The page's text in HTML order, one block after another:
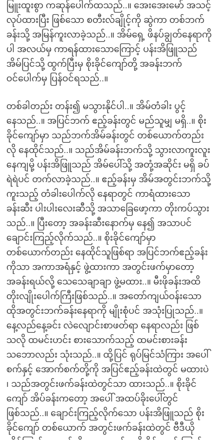
မြူးထူးစွာ ကဆုန်ပေါက်ထသည်..။ အေးအေးမော် အသင့်
လုပ်ထားပြီး ဖြစ်သော စတီးလ်ချိုင့်ကို ဆွဲကာ တစ်ဘက်
ခန်းသို့ အမြန်ကူးလာခဲ့သည်..။ အိမ်ရှေ့ ဖိနပ်ချွတ်နေရာကို
ပါ အလယ်မှ ကာရန်ထားသောကြောင့် ပန်းအိဖြူသည်
အိမ်ပြင်သို့ ထွက်ပြီးမှ စိုးခိုင်ကျော်တို့ အခန်းဘက်
ဝင်ပေါက်မှ ပြန်ဝင်ရသည်..။
တစ်ခါတည်း တန်း၍ မသွားနိုင်ပါ..။ အိမ်တံခါး ပွင့်
နေသည်..။ အပြင်ဘက် ဧည့်ခန်းတွင် မည်သူမျှ မရှိ..။ စိုး
ခိုင်ကျော်မှာ သည်ဘက်အိမ်ခန်းတွင် တစ်ယောက်တည်း
လို နေထိုင်သည်..။ သည်အိမ်ခန်းဘက်သို့ သွားလာကူးလူး
နေကျမို့ ပန်းအိဖြူသည် အိမ်ပေါ်သို့ အတုံ့အဆိုင်း မရှိ ခပ်
ရဲရဲပင် တက်လာခဲ့သည်..။ ဧည့်ခန်းမှ အိမ်အတွင်းဘက်သို့
ကူးသည့် တံခါးပေါက်လို နေရာတွင် ကာရံထားသော
ခန်းဆီး ပါးပါးလေးဆီသို့ အသာခြေဖော့ကာ တိုးကပ်သွား
သည်..။ ပြီးတော့ အခန်းဆီးနောက်မှ နေ၍ အသာပင်
ချောင်းကြည့်လိုက်သည်..။ စိုးခိုင်ကျော်မှာ
တစ်ယောက်တည်း နေထိုင်သူဖြစ်ရာ အပြင်ဘက်ဧည့်ခန်း
ကိုသာ အကာအရံနှင့် ဖွဲ့ထားကာ အတွင်းဖက်မှာတော့
အခန်းရယ်လို့ သေသေချာချာ ဖွဲ့မထား..။ မီးဖိုခန်းအထိ
တိုးလျိုးပေါက်ကြီးဖြစ်သည်..။ အတော်ကျယ်ဝန်းသော
ထိုအတွင်းဘက်ခန်းနေရာကို မျိုးစုံပင် အသုံးပြုသည်..။
နေ့လည်နေ့ခင်း လဲလျောင်းစာဖတ်ရာ နေရာလည်း ဖြစ်
သလို ထမင်းဟင်း စားသောက်သည့် ထမင်းစားခန်း
သဘောလည်း သုံးသည်..။ ထို့ပြင် ရုပ်မြင်သံကြား အပေါ်
စက်နှင့် အောက်စက်တို့ကို အပြင်ဧည့်ခန်းထဲတွင် မထားပဲ
၊ သည်အတွင်းဖက်ခန်းထဲတွင်သာ ထားသည်..။ စိုးခိုင်
ကျော် အိပ်ခန်းကတော့ အပေါ် အထပ်ခိုးပေါ်တွင်
ဖြစ်သည်..။ ချောင်းကြည့်လိုက်သော ပန်းအိဖြူသည် စိုး
ခိုင်ကျော် တစ်ယောက် အတွင်းဖက်ခန်းထဲတွင် ဗီဒီယို